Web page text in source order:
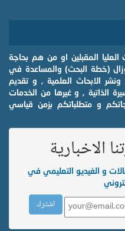
العليا المقبلين او من هم بحاجة
(خطة البحث) والمساعدة في
الابحاث العلمية , و تقديم
الذاتية , و غيرها من الخدمات
و متطلباتكم بزمن قياسي
الاخبارية
و الفيديو التعليمي في